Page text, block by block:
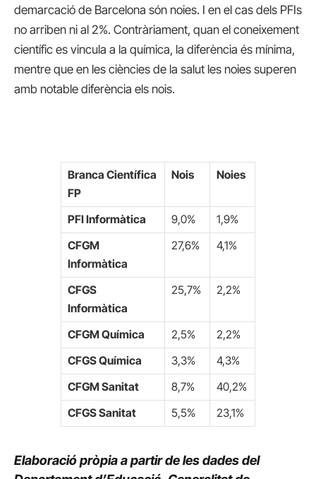
demarcació de Barcelona són noies. I en el cas dels PFIs
no arriben ni al 2%. Contràriament, quan el coneixement
científic es vincula a la química, la diferència és mínima,
mentre que en les ciències de la salut les noies superen
amb notable diferència els nois.
Branca Científica
FP
Nois Noies
PFI Informàtica 9,0%
1,9%
CFGM
Informàtica
27,6% 4,1%
CFGS
Informàtica
25,7% 2,2%
CFGM Química 2,5%
2,2%
CFGS Química
3,3%
4,3%
CFGM Sanitat
8,7%
40,2%
CFGS Sanitat
5,5% 23,1%
Elaboració pròpia a partir de les dades del